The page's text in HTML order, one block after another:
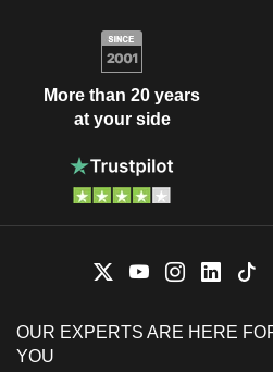
More than 20 years
at your side
OUR EXPERTS ARE HERE
YOU